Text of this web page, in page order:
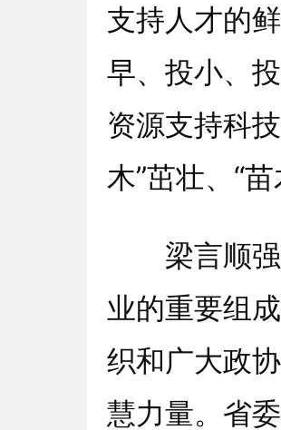
支持人才的
早、投小、
资源支持科
木”茁壮、“
梁言顺强
业的重要组
织和广大政
慧力量。省